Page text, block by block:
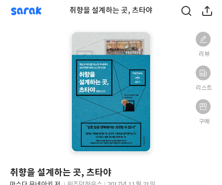
sarak 취향을 설계하는 곳, 츠타야
리뷰
리스트
구매
취향을 설계하는 곳, 츠타야
글